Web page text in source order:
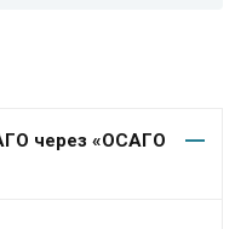
через «ОСАГО